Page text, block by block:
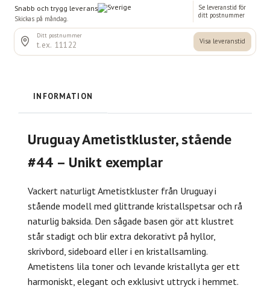
INFORMATION
Uruguay Ametistkluster, stående
#44 – Unikt exemplar
Vackert naturligt Ametistkluster från Uruguay i
stående modell med glittrande kristallspetsar och rå
naturlig baksida. Den sågade basen gör att klustret
står stadigt och blir extra dekorativt på hyllor,
skrivbord, sideboard eller i en kristallsamling.
Ametistens lila toner och levande kristallyta ger ett
harmoniskt, elegant och exklusivt uttryck i hemmet.